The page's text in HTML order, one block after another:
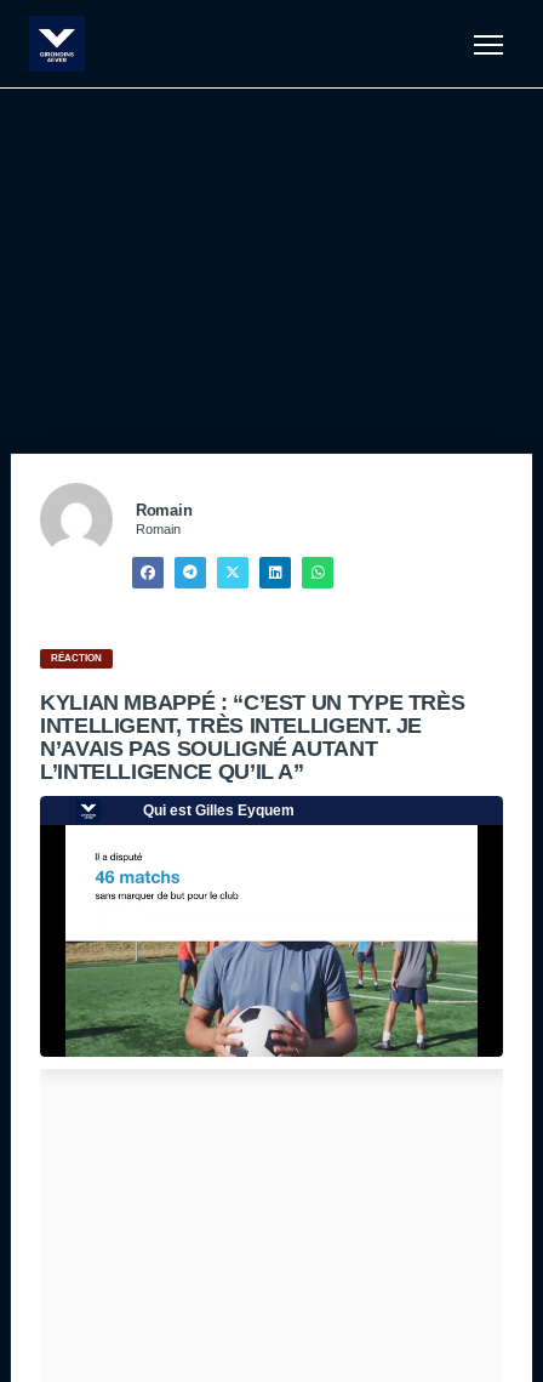
Romain
Romain
RÉACTION
KYLIAN MBAPPÉ : “C’EST UN TYPE TRÈS
INTELLIGENT, TRÈS INTELLIGENT. JE
N’AVAIS PAS SOULIGNÉ AUTANT
L’INTELLIGENCE QU’IL A”